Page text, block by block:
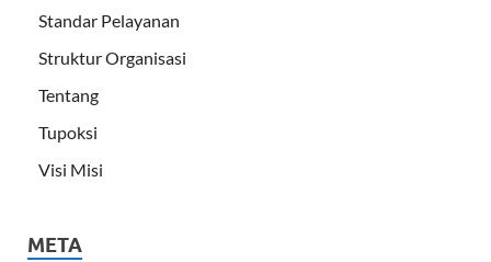
Standar Pelayanan
Struktur Organisasi
Tentang
Tupoksi
Visi Misi
META